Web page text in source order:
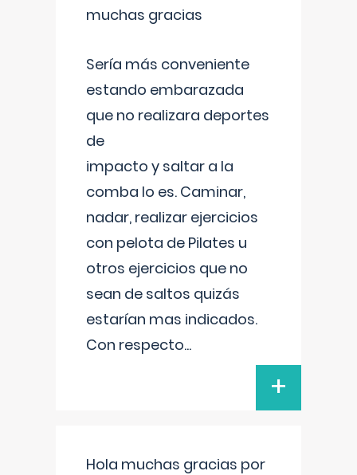
muchas gracias
Sería más conveniente
estando embarazada
que no realizara deportes
de
impacto y saltar a la
comba lo es. Caminar,
nadar, realizar ejercicios
con pelota de Pilates u
otros ejercicios que no
sean de saltos quizás
estarían mas indicados.
Con respecto...
+
Hola muchas gracias por